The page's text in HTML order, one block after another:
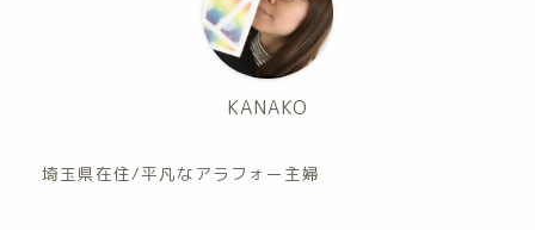
KANAKO
埼玉県在住/平凡なアラフォー主婦